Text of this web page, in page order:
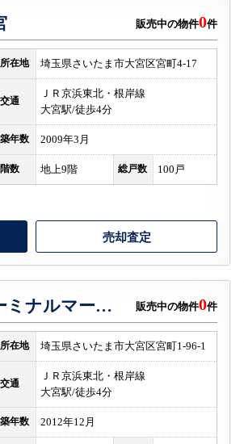
販売中の物件0件
所在地 埼玉県さいたま市大宮区宮町4-17
交通
ＪＲ京浜東北・根岸線
大宮駅/徒歩4分
築年数 2009年3月
階数 地上9階 総戸数 100戸
売却査定
プレミスト大宮ターミナルマークス 販売中の物件0件
所在地 埼玉県さいたま市大宮区宮町1-96-1
交通
ＪＲ京浜東北・根岸線
大宮駅/徒歩4分
築年数 2012年12月